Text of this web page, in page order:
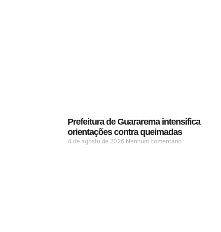
Prefeitura de Guararema intensifica
orientações contra queimadas
4 de agosto de 2026 Nenhum comentário